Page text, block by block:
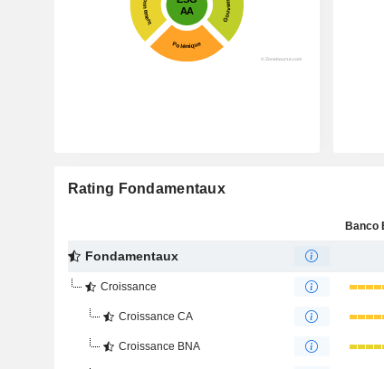
Rating Fondamentaux
Fondamentaux
Croissance
Croissance CA
Croissance BNA